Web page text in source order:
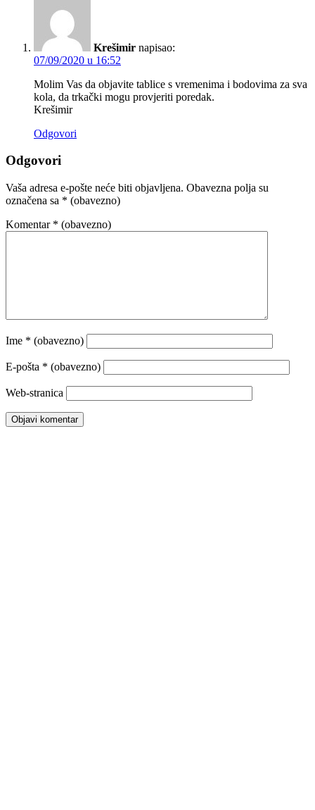
Krešimir napisao:
07/09/2020 u 16:52
Molim Vas da objavite tablice s vremenima i bodovima za sva
kola, da trkački mogu provjeriti poredak.
Krešimir
Odgovori
Odgovori
Vaša adresa e-pošte neće biti objavljena. Obavezna polja su
označena sa * (obavezno)
Komentar * (obavezno)
Ime * (obavezno)
E-pošta * (obavezno)
Web-stranica